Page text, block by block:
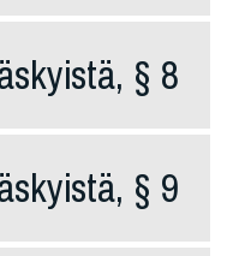
§ 8
§ 9